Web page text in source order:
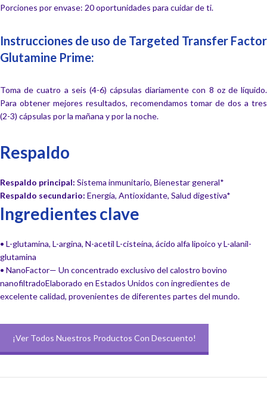
Porciones por envase: 20 oportunidades para cuidar de ti.
Instrucciones de uso de Targeted Transfer Factor
Glutamine Prime:
Toma de cuatro a seis (4-6) cápsulas diariamente con 8 oz de líquido.
Para obtener mejores resultados, recomendamos tomar de dos a tres
(2-3) cápsulas por la mañana y por la noche.
Respaldo
Respaldo principal: Sistema inmunitario, Bienestar general*
Respaldo secundario: Energía, Antioxidante, Salud digestiva*
Ingredientes clave
• L-glutamina, L-argina, N-acetil L-cisteína, ácido alfa lipoico y L-alanil-
glutamina
• NanoFactor— Un concentrado exclusivo del calostro bovino
nanofiltradoElaborado en Estados Unidos con ingredientes de
excelente calidad, provenientes de diferentes partes del mundo.
¡Ver Todos Nuestros Productos Con Descuento!